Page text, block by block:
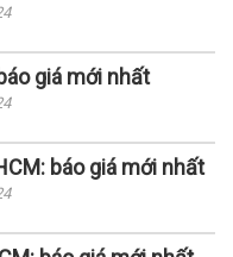
giá mới nhất
báo giá mới nhất